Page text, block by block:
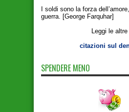
I soldi sono la forza
guerra. [George Farquhar]
Leggi le altre
citazioni sul
SPENDERE MENO